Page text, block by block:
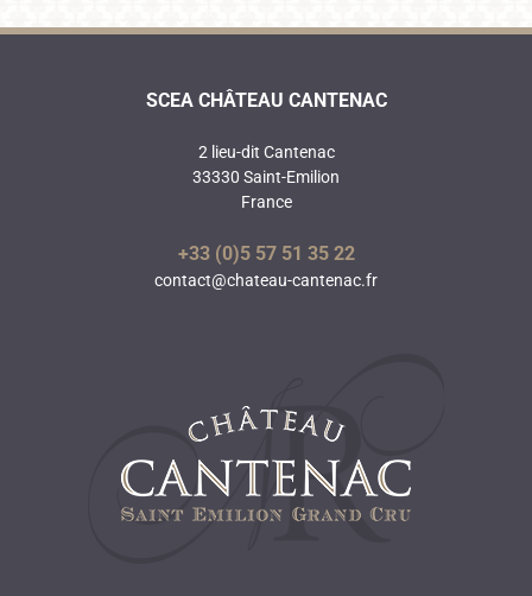
SCEA CHÂTEAU CANTENAC
2 lieu-dit Cantenac
33330 Saint-Emilion
France
+33 (0)5 57 51 35 22
contact@chateau-cantenac.fr